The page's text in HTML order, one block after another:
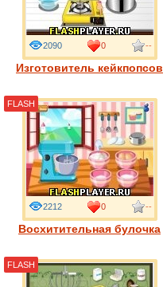
Изготовитель кейкпопсов
2090 0 --
Восхитительная булочка
2212 0 --
FLASH
FLASH